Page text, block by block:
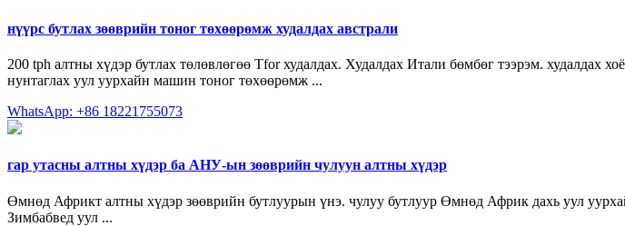
нүүрс бутлах зөөврийн тоног төхөөрөмж худалдах австрали
200 tph алтны хүдэр бутлах төлөвлөгөө Tfor худалдах. Худалдах Итали бөмбөг тээрэм. худалдах
нунтаглах уул уурхайн машин тоног төхөөрөмж ...
WhatsApp: +86 18221755073
гар утасны алтны хүдэр ба АНУ-ын зөөврийн чулуун алтны хүдэр
Өмнөд Африкт алтны хүдэр зөөврийн бутлуурын үнэ. чулуу бутлуур Өмнөд Африк дахь уул
Зимбабвед уул ...